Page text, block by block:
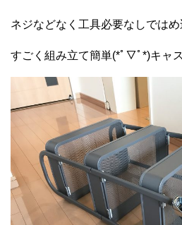
ネジなどなく工具必要なしでは
すごく組み立て簡単(*ﾟ▽ﾟ*)キャ